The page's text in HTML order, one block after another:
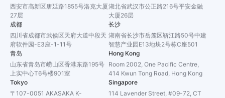
西安市高新区唐延路1855号洛克大厦
27层
湖北省武汉市公正路216号平安金融
大厦26层
成都
四川省成都市武侯区天府大道中段天
府软件园-E3座-1-11号
长沙
湖南省长沙市岳麓区靳江路50号中建
智慧产业园E13地块2号栋C座501
青岛
山东省青岛市崂山区香港东路195号
上实中心T6号楼901室
Hong Kong
Room 2002, One Pacific Centre,
414 Kwun Tong Road, Hong Kong
Tokyo
〒107-0051 AKASAKA K-
Singapore
114 Lavender Street, #09-72, CT